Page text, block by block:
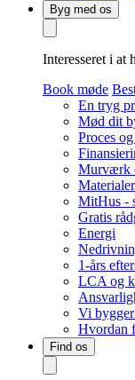
Byg med os
Interesseret i at
Book møde
En tryg
Mød dit
Proces
Murværk
MitHus -
Gratis
Energi
1-års
LCA og
Vi
Hvordan
Find os